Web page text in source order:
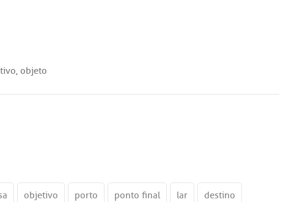
, objeto
objetivo porto ponto final lar destino